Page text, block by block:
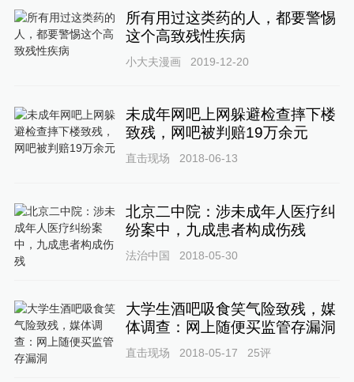
所有用过这类药的人，都要警惕
这个高致残性疾病
小大夫漫画 2019-12-20
未成年网吧上网躲避检查摔下楼
致残，网吧被判赔19万余元
直击现场 2018-06-13
北京二中院：涉未成年人医疗纠
纷案中，九成患者构成伤残
法治中国 2018-05-30
大学生酒吧吸食笑气险致残，媒
体调查：网上随便买监管存漏洞
直击现场 2018-05-17 25评